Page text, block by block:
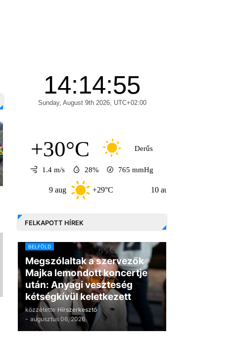
+30°C Derűs
1.4 m/s 28% 765 mmHg
+29°C
FELKAPOTT HÍREK
BELFÖLD
Megszólaltak a szervezők
Majka lemondott koncertje
után: Anyagi veszteség
kétségkívül keletkezett
közzétette Hírszerkesztő
- augusztus 06, 2026